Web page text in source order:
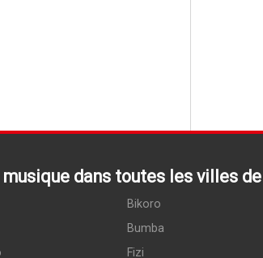
dans toutes les villes de
Bikoro
Bumba
Fizi